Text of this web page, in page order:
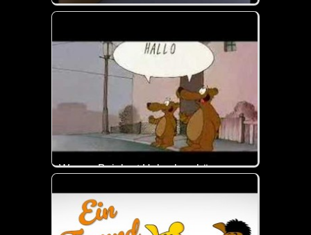
Hoffentlich musst du dich in der Halloween-Nacht
Werner Beinhart Hubschraubär